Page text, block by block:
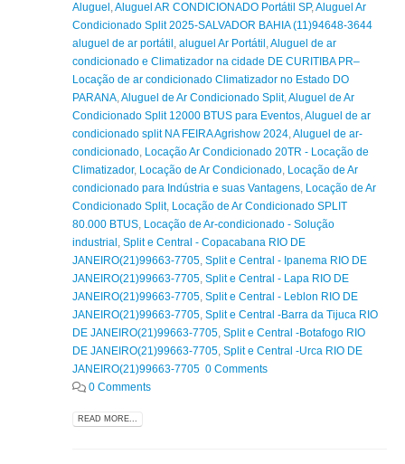
Aluguel Aluguel AR CONDICIONADO Portátil SP, Aluguel Ar
Condicionado Split 2025-SALVADOR BAHIA (11)94648-3644
aluguel de ar portátil aluguel Ar Portátil Aluguel de ar
condicionado e Climatizador na cidade DE CURITIBA PR–
Locação de ar condicionado Climatizador no Estado DO
PARANA Aluguel de Ar Condicionado Split, Aluguel de Ar
Condicionado Split 12000 BTUS para Eventos Aluguel de ar
condicionado split NA FEIRA Agrishow 2024 Aluguel de ar-
condicionado Locação Ar Condicionado 20TR - Locação de
Climatizador, Locação de Ar Condicionado Locação de Ar
condicionado para Indústria e suas Vantagens Locação de Ar
Condicionado Split, Locação de Ar Condicionado SPLIT
80.000 BTUS Locação de Ar-condicionado - Solução
industrial Split e Central - Copacabana RIO DE
JANEIRO(21)99663-7705 Split e Central - Ipanema RIO DE
JANEIRO(21)99663-7705 Split e Central - Lapa RIO DE
JANEIRO(21)99663-7705 Split e Central - Leblon RIO DE
JANEIRO(21)99663-7705 Split e Central -Barra da Tijuca RIO
DE JANEIRO(21)99663-7705 Split e Central -Botafogo RIO
DE JANEIRO(21)99663-7705 Split e Central -Urca RIO DE
JANEIRO(21)99663-7705 0 Comments
0 Comments
READ MORE...